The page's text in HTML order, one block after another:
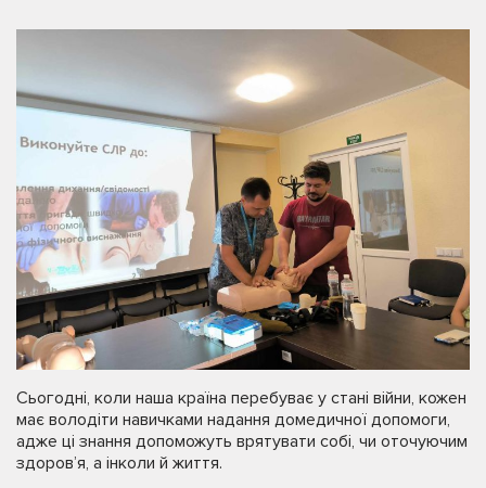
Сьогодні, коли наша країна перебуває у стані війни, кожен
має володіти навичками надання домедичної допомоги,
адже ці знання допоможуть врятувати собі, чи оточуючим
здоров’я, а інколи й життя.